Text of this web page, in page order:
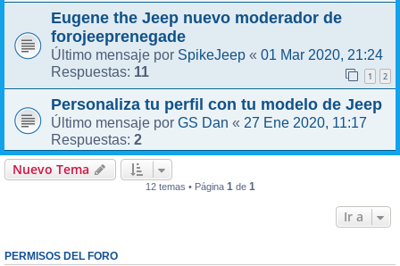
Eugene the Jeep nuevo moderador de
forojeeprenegade
Último mensaje por SpikeJeep « 01 Mar 2020, 21:24
Respuestas: 11 1 2
Personaliza tu perfil con tu modelo de Jeep
Último mensaje por GS Dan « 27 Ene 2020, 11:17
Respuestas: 2
Nuevo Tema
12 temas • Página 1 de 1
Ir a
PERMISOS DEL FORO